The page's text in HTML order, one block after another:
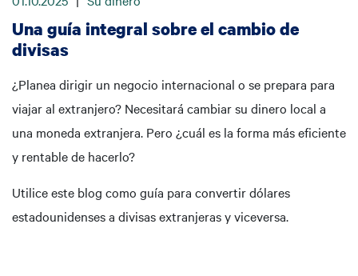
Una guía integral sobre el cambio de
divisas
¿Planea dirigir un negocio internacional o se prepara para
viajar al extranjero? Necesitará cambiar su dinero local a
una moneda extranjera. Pero ¿cuál es la forma más eficiente
y rentable de hacerlo?
Utilice este blog como guía para convertir dólares
estadounidenses a divisas extranjeras y viceversa.